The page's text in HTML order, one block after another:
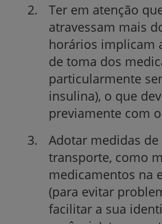
Ter em atenção
atravessam mais
horários implicam
de toma dos
particularmente
insulina), o que
previamente com
Adotar medidas
transporte, como
medicamentos na
(para evitar
facilitar a sua